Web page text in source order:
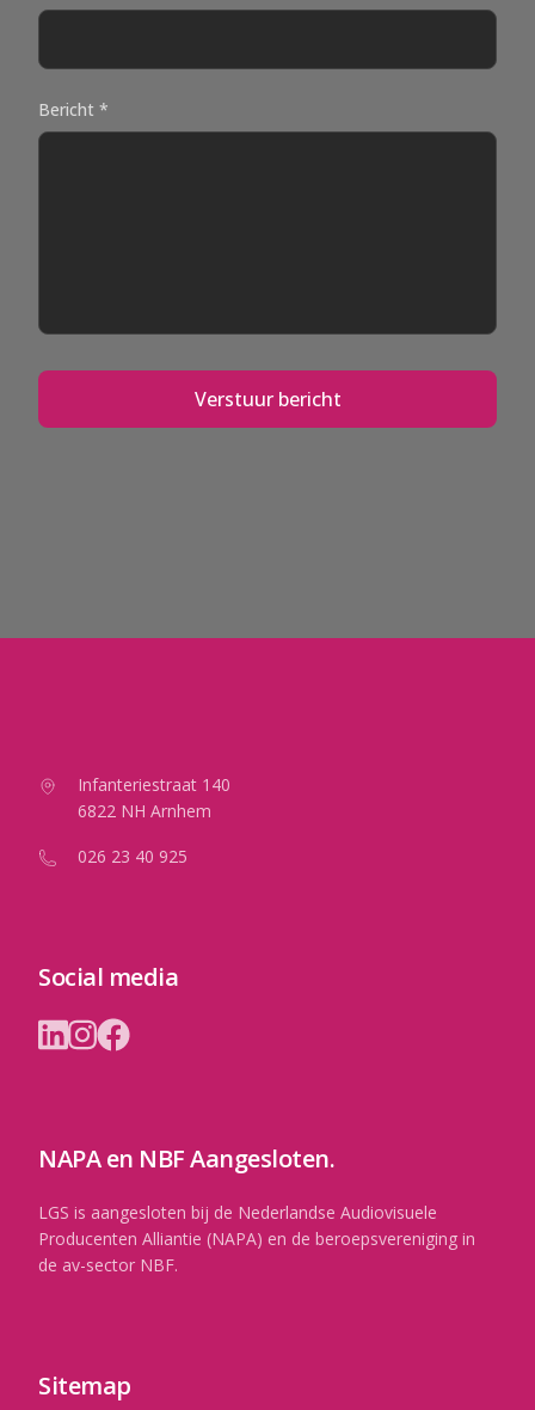
Bericht *
Verstuur bericht
Infanteriestraat 140
6822 NH Arnhem
026 23 40 925
Social media
NAPA en NBF Aangesloten.
LGS is aangesloten bij de Nederlandse Audiovisuele
Producenten Alliantie (NAPA) en de beroepsvereniging in
de av-sector NBF.
Sitemap